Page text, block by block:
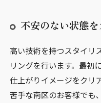
不安のない状態
高い技術を持つスタイリ
リングを行います。最初
仕上がりイメージをクリ
苦手な南区のお客様でも